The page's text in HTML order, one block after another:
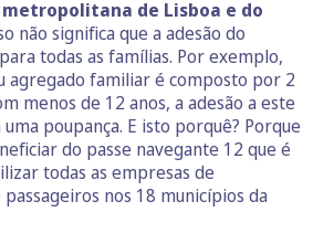
de Lisboa e do
não significa que a adesão do
todas as famílias. Por exemplo,
agregado familiar é composto por 2
menos de 12 anos, a adesão a este
poupança. E isto porquê? Porque
do passe navegante 12 que é
todas as empresas de
nos 18 municípios da